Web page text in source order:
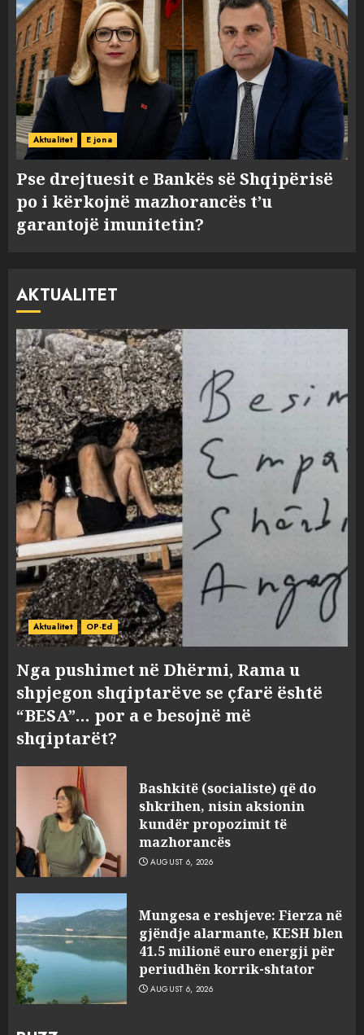
Aktualitet E jona
Pse drejtuesit e Bankës së Shqipërisë
po i kërkojnë mazhorancës t’u
garantojë imunitetin?
AKTUALITET
Aktualitet OP-Ed
Nga pushimet në Dhërmi, Rama u
shpjegon shqiptarëve se çfarë është
“BESA”… por a e besojnë më
shqiptarët?
Bashkitë (socialiste) që do
shkrihen, nisin aksionin
kundër propozimit të
mazhorancës
AUGUST 6, 2026
Mungesa e reshjeve: Fierza në
gjëndje alarmante, KESH blen
41.5 milionë euro energji për
periudhën korrik-shtator
AUGUST 6, 2026